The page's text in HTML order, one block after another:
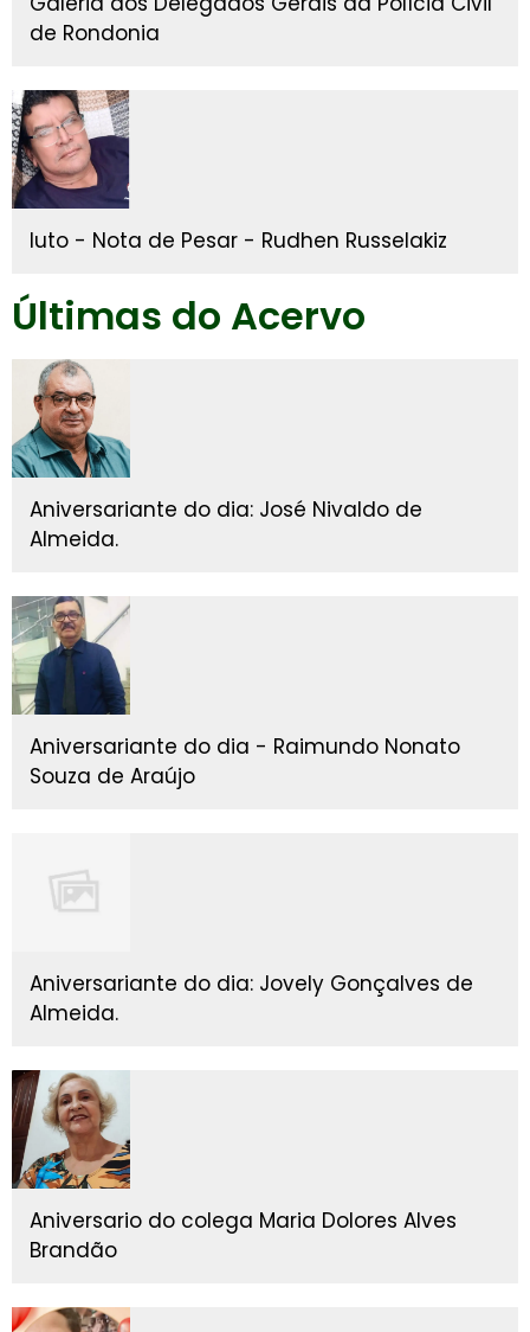
de Rondonia
luto - Nota de Pesar - Rudhen Russelakiz
Últimas do Acervo
Aniversariante do dia: José Nivaldo de
Almeida.
Aniversariante do dia - Raimundo Nonato
Souza de Araújo
Aniversariante do dia: Jovely Gonçalves de
Almeida.
Aniversario do colega Maria Dolores Alves
Brandão